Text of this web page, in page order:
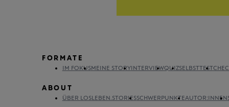
FORMATE
IM FOKUSMEINE STORYINTERVIEWQUIZSELBSTTEST
ABOUT
ÜBER LOSLEBEN.STORIESSCHWERPUNKTEAUTOR:INNEN